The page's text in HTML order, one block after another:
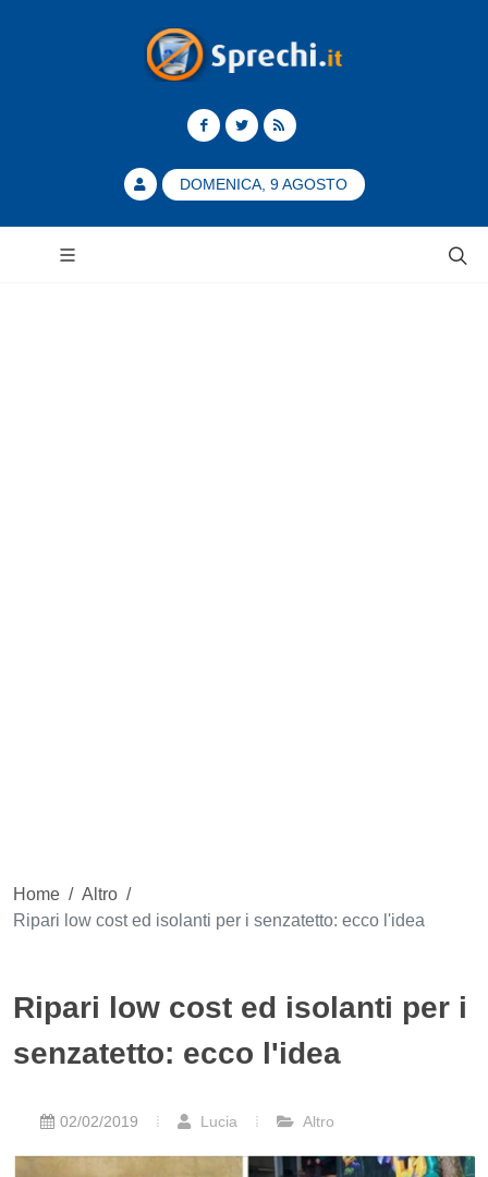
DOMENICA, 9 AGOSTO
Home / Altro /
Ripari low cost ed isolanti per i senzatetto: ecco l'idea
Ripari low cost ed isolanti per i
senzatetto: ecco l'idea
02/02/2019 Lucia Altro